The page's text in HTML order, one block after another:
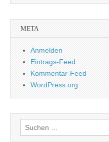
META
Anmelden
Eintrags-Feed
Kommentar-Feed
WordPress.org
Suchen
nach: